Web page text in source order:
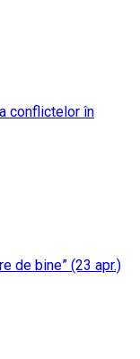
conflictelor în
de bine” (23 apr.)